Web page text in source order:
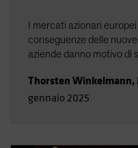
I mercati azionari
conseguenze delle
aziende danno motivo di
Thorsten Winkelmann,
gennaio 2025